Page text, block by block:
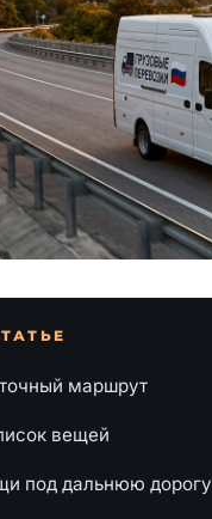
маршрут
вещей
под дальнюю дорогу